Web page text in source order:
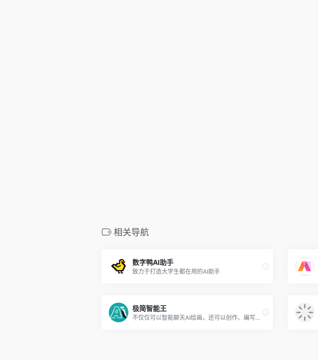
相关导航
数字鸭AI助手
致力于打造大学生都在用的AI助手
极简智能王
不仅仅可以智能聊天AI绘画，还可以创作、编写、翻译、写代码等多种功能，满足用户生活和工作的多方面需求